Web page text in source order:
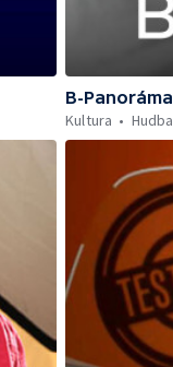
B-Panoráma
Kultura
Hudba